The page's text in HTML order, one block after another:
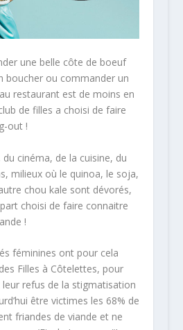
une belle côte de boeuf
boucher ou commander un
restaurant est de moins en
de filles a choisi de faire
out !
cinéma, de la cuisine, du
milieux où le quinoa, le soja,
chou kale sont dévorés,
choisi de faire connaitre
!
féminines ont pour cela
Filles à Côtelettes, pour
refus de la stigmatisation
être victimes les 68% de
friandes de viande et ne